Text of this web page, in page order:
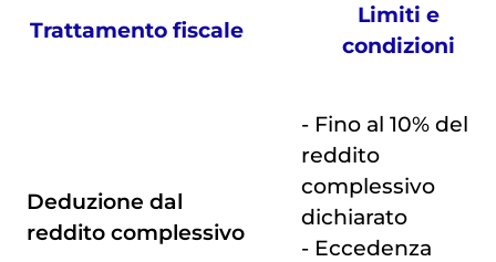
Trattamento fiscale
Limiti e
condizioni
Deduzione dal
reddito complessivo
- Fino al 10% del
reddito
complessivo
dichiarato
- Eccedenza